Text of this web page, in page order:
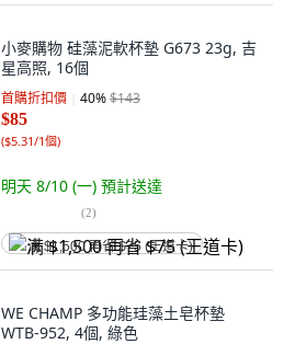
小麥購物 硅藻泥軟杯墊 G673 23g, 吉
星高照, 16個
首購折扣價 40%$143
$85
($5.31/1個)
明天 8/10 (一) 預計送達
(2)
满 $1,500 再省 $75 (王道卡)
WE CHAMP 多功能珪藻土皂杯墊
WTB-952, 4個, 綠色